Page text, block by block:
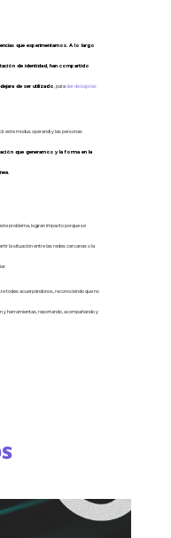
que experimentamos. A lo largo
de identidad, han compartido
de ser utilizado , paradar de baja las
este modus operandi y las personas
que generamos y la forma en la
problema, logran impacto porque se
la situación entre las redes cercanas o la
todes acuerpándonos, reconociendo que no
y herramientas, reportando, acompañando y